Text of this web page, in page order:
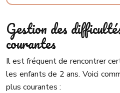
Gestion des
courantes
Il est fréquent de rencontrer
les enfants de 2 ans. Voici
plus courantes :